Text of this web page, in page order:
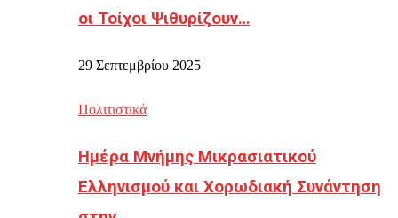
οι Τοίχοι Ψιθυρίζουν…
29 Σεπτεμβρίου 2025
Πολιτιστικά
Ημέρα Μνήμης Μικρασιατικού
Ελληνισμού και Χορωδιακή Συνάντηση